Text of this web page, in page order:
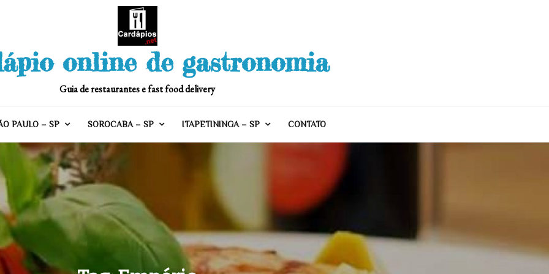
online de gastronomia
Guia de restaurantes e fast food delivery
PAULO – SP SOROCABA – SP ITAPETININGA – SP CONTATO